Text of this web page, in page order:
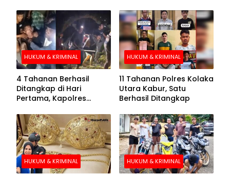
Evakuasi Jenazah
Korban
HUKUM & KRIMINAL
4 Tahanan Berhasil
Ditangkap di Hari
Pertama, Kapolres
Buronan Segera
Menyerahkan Diri
HUKUM & KRIMINAL
11 Tahanan Polres Kolaka
Utara Kabur, Satu
Berhasil Ditangkap
HUKUM & KRIMINAL HUKUM & KRIMINAL